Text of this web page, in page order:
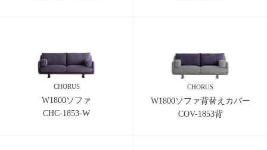
CHORUS
W1800ソファ
CHC-1853-W
CHORUS
W1800ソファ背替えカバー
COV-1853背